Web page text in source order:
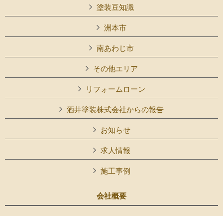
塗装豆知識
洲本市
南あわじ市
その他エリア
リフォームローン
酒井塗装株式会社からの報告
お知らせ
求人情報
施工事例
会社概要